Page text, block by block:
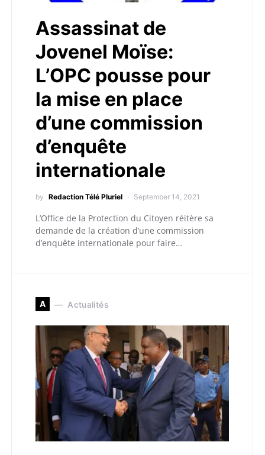
Assassinat de
Jovenel Moïse:
L’OPC pousse pour
la mise en place
d’une commission
d’enquête
internationale
by Redaction Télé Pluriel September 14, 2021
L’Office de la Protection du Citoyen réitère sa
demande de la création d’une commission
d’enquête internationale pour faire…
A Actualités